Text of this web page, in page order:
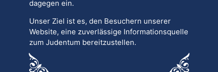
dagegen ein.
Unser Ziel ist es, den Besuchern unserer
Website, eine zuverlässige Informationsquelle
zum Judentum bereitzustellen.